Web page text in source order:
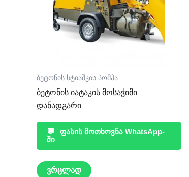
ბეტონის სტიაშკის პომპა
ბეტონის იატაკის მოსაჭიმი
დანადგარი
💬
ფასის მოთხოვნა WhatsApp-
ში
ვრცლად